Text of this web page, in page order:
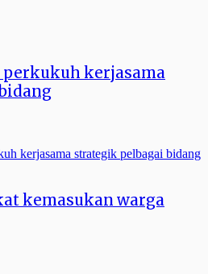
perkukuh kerjasama
kemasukan warga